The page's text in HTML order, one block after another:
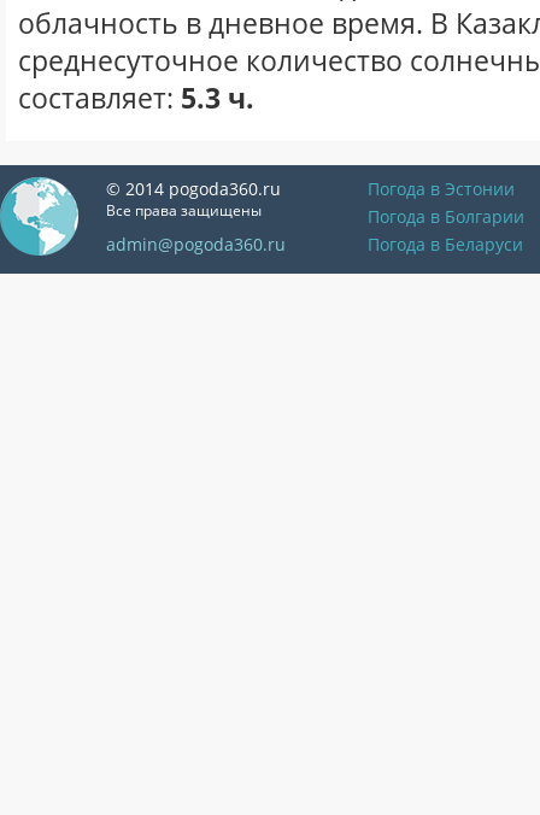
облачность в дневное время. В
среднесуточное количество
составляет: 5.3 ч.
© 2014 pogoda360.ru
Все права защищены
admin@pogoda360.ru
Погода в Эстонии
Погода в Болгарии
Погода в Беларуси